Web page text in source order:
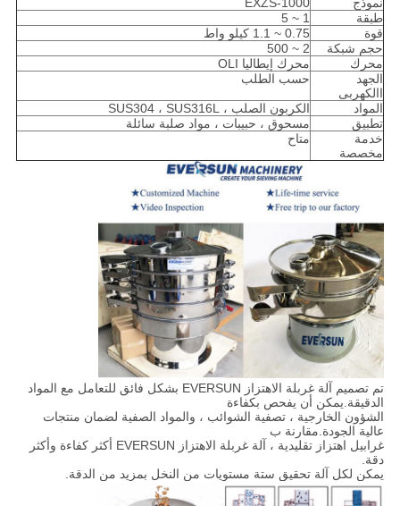
نموذج
EXZS-1000
طبقة
1 ~ 5
قوة
0.75 ~ 1.1 كيلو واط
حجم شبكة
2 ~ 500
محرك
محرك إيطاليا OLI
الجهد
االكهربى
حسب الطلب
المواد
الكربون الصلب ، SUS304 ، SUS316L
تطبيق
مسحوق ، حبيبات ، مواد صلبة سائلة
خدمة
مخصصة
متاح
تم تصميم آلة غربلة الاهتزاز EVERSUN بشكل فائق للتعامل مع المواد
الدقيقة.يمكن أن يفحص بكفاءة
الشؤون الخارجية ، تصفية الشوائب ، والمواد الصفية لضمان منتجات
عالية الجودة.مقارنة ب
غرابيل اهتزاز تقليدية ، آلة غربلة الاهتزاز EVERSUN أكثر كفاءة وأكثر
دقة.
يمكن لكل آلة تحقيق ستة مستويات من النخل بمزيد من الدقة.